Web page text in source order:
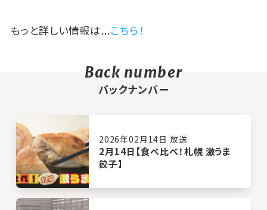
もっと詳しい情報は...こちら！
バックナンバー
2026年02月14日 放送
2月14日【食べ比べ！札幌 激うま
餃子】